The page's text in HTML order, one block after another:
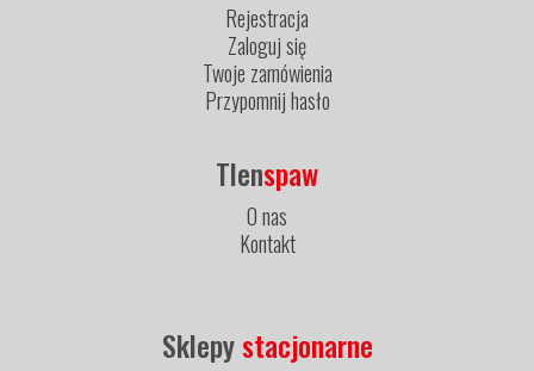
Rejestracja
Zaloguj się
Twoje zamówienia
Przypomnij hasło
Tlenspaw
O nas
Kontakt
Sklepystacjonarne